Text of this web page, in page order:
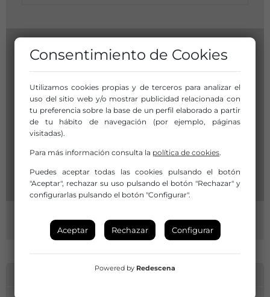
INFORMACIÓN DE CONTACTO
Consentimiento de Cookies
Utilizamos cookies propias y de terceros para analizar el
uso del sitio web y/o mostrar publicidad relacionada con
tu preferencia sobre la base de un perfil elaborado a partir
de tu hábito de navegación (por ejemplo, páginas
visitadas).
Para más información consulta la política de cookies.
Puedes aceptar todas las cookies pulsando el botón
"Aceptar", rechazar su uso pulsando el botón "Rechazar" y
configurarlas pulsando el botón "Configurar".
Aceptar Rechazar Configurar
Powered by Redescena